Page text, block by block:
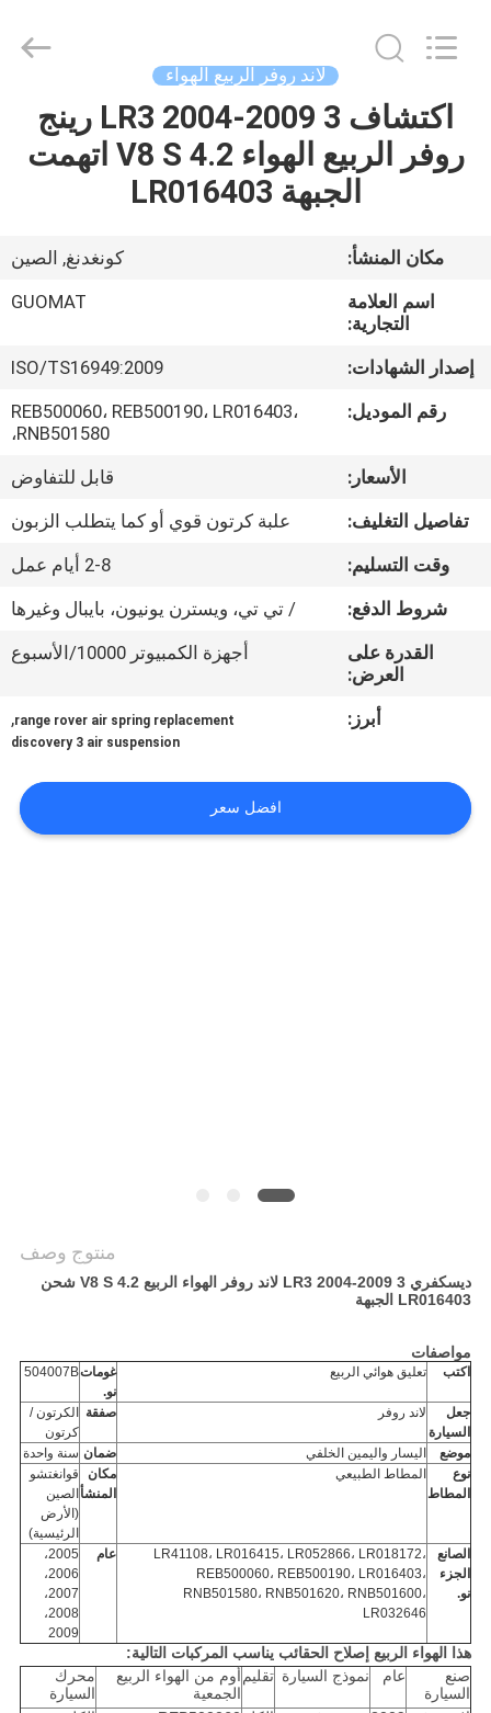
الصفحة
الرئيسية
معلومات
جولة
المعمل
مراقبة
الجودة
اتصل
اقتباس
لاند روفر الربيع الهواء
اكتشاف 3 LR3 2004-2009 رينج
روفر الربيع الهواء 4.2 V8 S اتهمت
الجبهة LR016403
مكان المنشأ:
كونغدنغ, الصين
اسم العلامة
التجارية:
GUOMAT
إصدار الشهادات:
ISO/TS16949:2009
رقم الموديل:
REB500060، REB500190، LR016403،
RNB501580،
الأسعار:
قابل للتفاوض
تفاصيل التغليف:
علبة كرتون قوي أو كما يتطلب الزبون
وقت التسليم:
2-8 أيام عمل
شروط الدفع:
/ تي تي، ويسترن يونيون، بايبال وغيرها
القدرة على
العرض:
أجهزة الكمبيوتر 10000/الأسبوع
أبرز: range rover air spring replacement
,
discovery 3 air suspension
افضل سعر
منتوج وصف
ديسكفري 3 LR3 2004-2009 لاند روفر الهواء الربيع 4.2 V8 S شحن
LR016403 الجبهة
مواصفات
اكتب تعليق هوائي الربيع
غومات
نو.
504007B
جعل
السيارة
لاند روفر صفقة
الكرتون /
كرتون
موضع
اليسار واليمين الخلفي ضمان سنة واحدة
نوع
المطاط
المطاط الطبيعي
مكان
المنشأ
قوانغتشو
الصين
(الأرض
الرئيسية)
الصانع
الجزء
نو.
LR41108، LR016415، LR052866، LR018172،
REB500060، REB500190، LR016403،
RNB501580، RNB501620، RNB501600،
LR032646
عام
2005،
2006،
2007،
2008،
2009
هذا الهواء الربيع إصلاح الحقائب يناسب المركبات التالية:
صنع
السيارة
عام نموذج السيارة تقليمأوم من الهواء الربيع
الجمعية
محرك
السيارة